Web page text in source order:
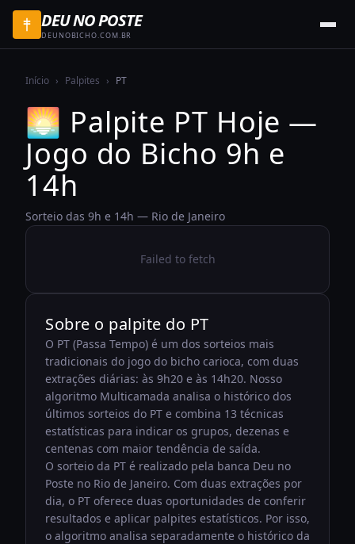
DEU NO POSTE
DEUNOBICHO.COM.BR
Início › Palpites › PT
🌅 Palpite PT Hoje —
Jogo do Bicho 9h e
14h
Sorteio das 9h e 14h — Rio de Janeiro
Failed to fetch
Sobre o palpite do PT
O PT (Passa Tempo) é um dos sorteios mais
tradicionais do jogo do bicho carioca, com duas
extrações diárias: às 9h20 e às 14h20. Nosso
algoritmo Multicamada analisa o histórico dos
últimos sorteios do PT e combina 13 técnicas
estatísticas para indicar os grupos, dezenas e
centenas com maior tendência de saída.
O sorteio da PT é realizado pela banca Deu no
Poste no Rio de Janeiro. Com duas extrações por
dia, o PT oferece duas oportunidades de conferir
resultados e aplicar palpites estatísticos. Por isso,
o algoritmo analisa separadamente o histórico da